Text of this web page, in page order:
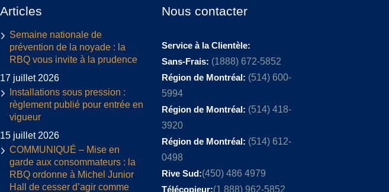
Articles
Semaine nationale de
prévention de la noyade : la
RBQ vous invite à la prudence
17 juillet 2026
Installations sous pression :
règlement publié pour entrée en
vigueur
15 juillet 2026
COMMUNIQUÉ – Mise en
garde aux consommateurs : la
RBQ ordonne à Michel Junior
Hall de cesser d’agir comme
Nous contacter
Service à la Clientèle:
Sans-Frais: (1888) 672-5852
Région de Montréal: (514) 600-
5994
Région de Montréal: (514) 418-
3920
Région de Montréal: (514) 612-
0498
Rive Sud:(450) 486 4979
Télécopieur:(1 888) 962-5852